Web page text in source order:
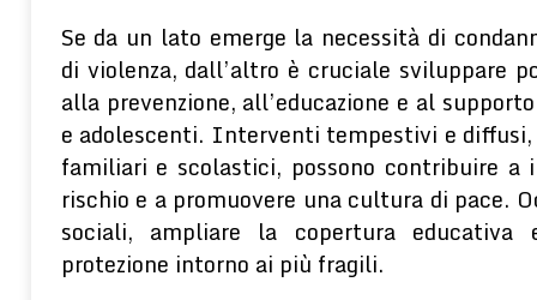
Se da un lato emerge la necessità di
di violenza, dall’altro è cruciale sviluppare
alla prevenzione, all’educazione e al
e adolescenti. Interventi tempestivi e
familiari e scolastici, possono contribuire a
rischio e a promuovere una cultura di pace.
sociali, ampliare la copertura
protezione intorno ai più fragili.